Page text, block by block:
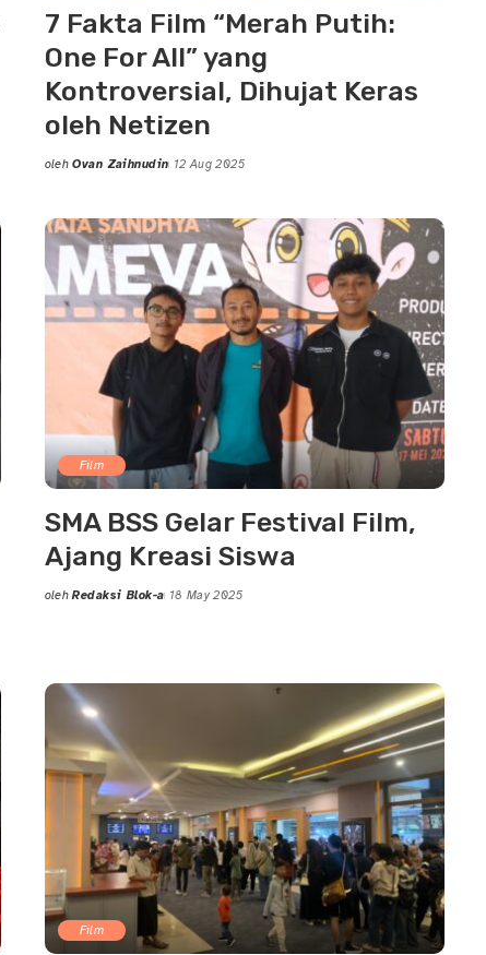
7 Fakta Film “Merah Putih:
One For All” yang
Kontroversial, Dihujat Keras
oleh Netizen
Posted
oleh Ovan Zaihnudin 12 Aug 2025
Film
SMA BSS Gelar Festival Film,
Ajang Kreasi Siswa
Posted
oleh Redaksi Blok-a 18 May 2025
Film